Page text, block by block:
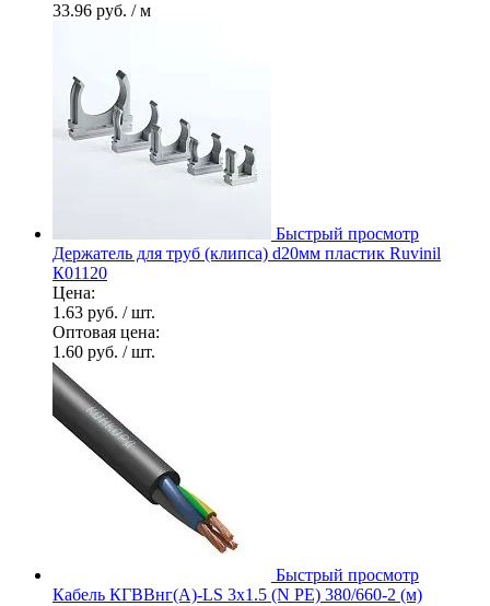
33.96 руб. / м
Быстрый просмотр
Держатель для труб (клипса) d20мм пластик Ruvinil
К01120
Цена:
1.63 руб. / шт.
Оптовая цена:
1.60 руб. / шт.
Быстрый просмотр
Кабель КГВВнг(А)-LS 3х1.5 (N PE) 380/660-2 (м)